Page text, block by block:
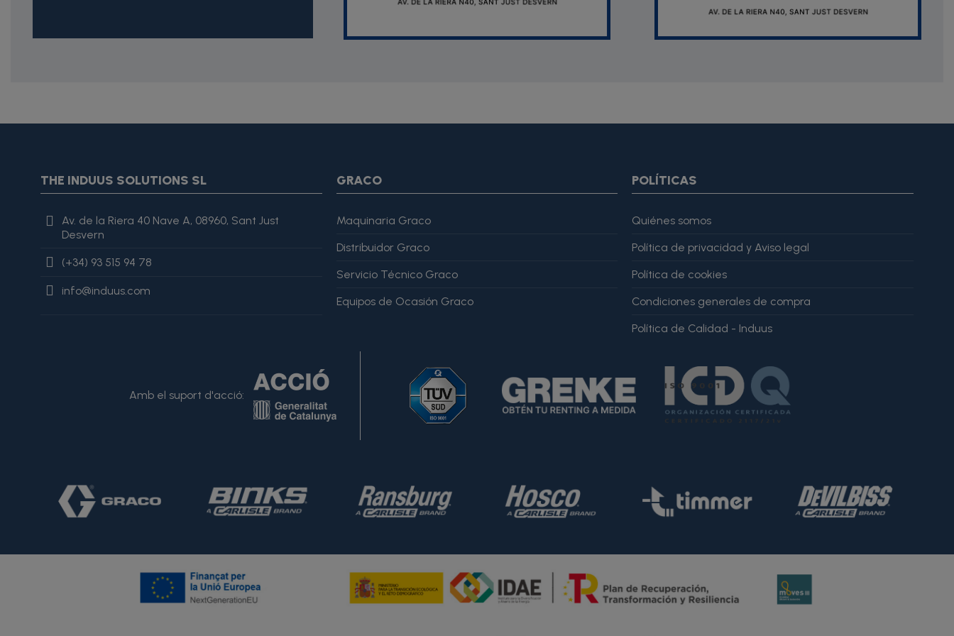
THE INDUUS SOLUTIONS SL
Av. de la Riera 40 Nave A, 08960, Sant Just
Desvern
(+34) 93 515 94 78
info@induus.com
GRACO
Maquinaria Graco
Distribuidor Graco
Servicio Técnico Graco
Equipos de Ocasión Graco
POLÍTICAS
Quiénes somos
Política de privacidad y Aviso legal
Política de cookies
Condiciones generales de compra
Política de Calidad - Induus
Amb el suport d'acció:
"review": { "@type": "Review", "author": { "@type": "Person", "name": "Alfonso Martínez" }, "reviewRating": { "@type": "Rating", "ratingValue": 4, "bestRating": 5 }, "reviewBody": "Este producto
es excelente, lo recomiendo totalmente." }